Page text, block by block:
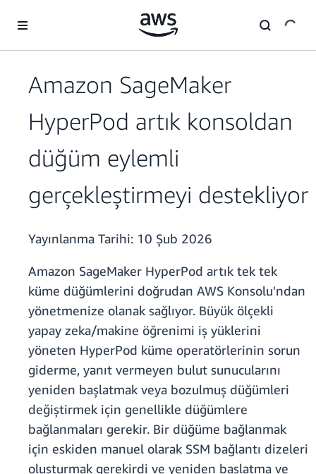
Amazon SageMaker
HyperPod artık konsoldan
düğüm eylemli
gerçekleştirmeyi destekliyor
Yayınlanma Tarihi: 10 Şub 2026
Amazon SageMaker HyperPod artık tek tek
küme düğümlerini doğrudan AWS Konsolu'ndan
yönetmenize olanak sağlıyor. Büyük ölçekli
yapay zeka/makine öğrenimi iş yüklerini
yöneten HyperPod küme operatörlerinin sorun
giderme, yanıt vermeyen bulut sunucularını
yeniden başlatmak veya bozulmuş düğümleri
değiştirmek için genellikle düğümlere
bağlanmaları gerekir. Bir düğüme bağlanmak
için eskiden manuel olarak SSM bağlantı dizeleri
oluşturmak gerekirdi ve yeniden başlatma ve